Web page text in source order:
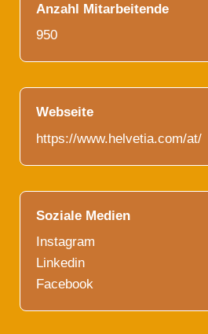
Anzahl Mitarbeitende
950
Webseite
https://www.helvetia.com/at/
Soziale Medien
Instagram
Linkedin
Facebook